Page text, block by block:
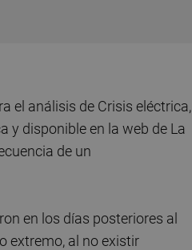
el análisis de Crisis eléctrica,
y disponible en la web de La
de un
en los días posteriores al
extremo, al no existir